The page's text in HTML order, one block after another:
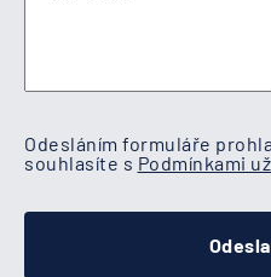
Odesláním formuláře
souhlasíte s Podmínkami